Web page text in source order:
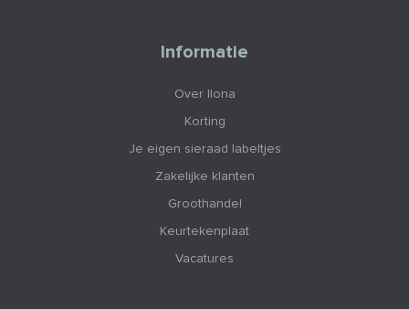
Informatie
Over Ilona
Korting
Je eigen sieraad labeltjes
Zakelijke klanten
Groothandel
Keurtekenplaat
Vacatures